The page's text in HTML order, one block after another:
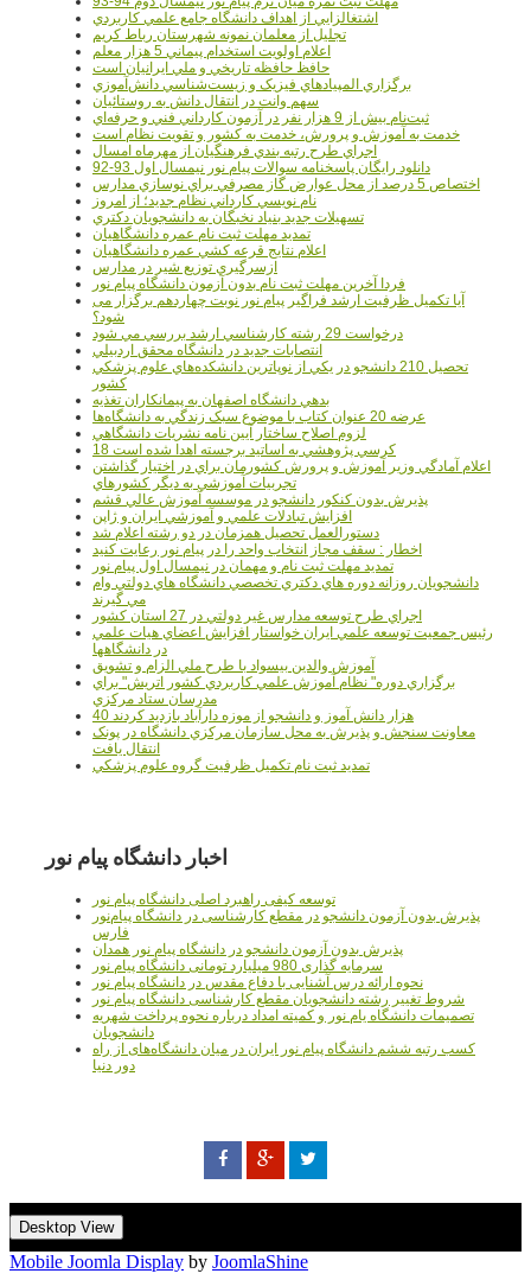
اشتغالزايي از اهداف دانشگاه جامع علمي کاربردي
تجليل از معلمان نمونه شهرستان رباط کريم
اعلام اولويت استخدام پيماني 5 هزار معلم
حافظ حافظه تاريخي و ملي ايرانيان است
برگزاري المپيادهاي فيزيک و زيست‌شناسي دانش‌آموزي
سهم وانت در انتقال دانش به روستائيان
ثبت‌نام بيش از 9 هزار نفر در آزمون کارداني فني و حرفه‌اي
خدمت به آموزش و پرورش، خدمت به کشور و تقويت نظام است
اجراي طرح رتبه بندي فرهنگيان از مهرماه امسال
دانلود رایگان پاسخنامه سوالات پیام نور نیمسال اول 93-92
اختصاص 5 درصد از محل عوارض گاز مصرفي براي نوسازي مدارس
نام نويسي کارداني نظام جديد؛ از امروز
تسهيلات جديد بنياد نخبگان به دانشجويان دکتري
تمديد مهلت ثبت نام عمره دانشگاهيان
اعلام نتايج قرعه کشي عمره دانشگاهيان
ازسرگيري توزيع شير در مدارس
فردا آخرین مهلت ثبت نام بدون آزمون دانشگاه پیام نور
آیا تکمیل ظرفیت ارشد فراگیر پیام نور نوبت چهاردهم برگزار می
شود؟
درخواست 29 رشته کارشناسي ارشد بررسي مي شود
انتصابات جديد در دانشگاه محقق اردبيلي
تحصيل 210 دانشجو در يکي از نوپاترين دانشکده‌هاي علوم پزشکي
کشور
بدهي دانشگاه اصفهان به پيمانکاران تغذيه
عرضه 20 عنوان کتاب با موضوع سبک زندگي به دانشگاه‌ها
لزوم اصلاح ساختار آيين نامه نشريات دانشگاهي
18 کرسي پژوهشي به اساتيد برجسته اهدا شده است
اعلام آمادگي وزير آموزش و پرورش کشورمان براي در اختيار گذاشتن
تجربيات آموزشي به ديگر کشورهاي
پذيرش بدون کنکور دانشجو در موسسه آموزش عالي قشم
افزايش تبادلات علمي و آموزشي ايران و ژاپن
دستورالعمل تحصیل همزمان در دو رشته اعلام شد
اخطار : سقف مجاز انتخاب واحد را در پیام نور رعایت کنید
تمدید مهلت ثبت نام و مهمان در نیمسال اول پیام نور
دانشجويان روزانه دوره هاي دكتري تخصصي دانشگاه هاي دولتي وام
مي گيرند
اجراي طرح توسعه مدارس غير دولتي در 27 استان کشور
رئيس جمعيت توسعه علمي ايران خواستار افزايش اعضاي هيات علمي
در دانشگاهها
آموزش والدين بيسواد با طرح ملي الزام و تشويق
برگزاري دوره" نظام آموزش علمي كاربردي كشور اتريش" براي
مدرسان ستاد مرکزي
40 هزار دانش آموز و دانشجو از موزه دارآباد بازديد کردند
معاونت سنجش و پذيرش به محل سازمان مرکزي دانشگاه در پونک
انتقال يافت
تمديد ثبت نام تکميل ظرفيت گروه علوم پزشکي
اخبار دانشگاه پیام نور
توسعه کیفی راهبرد اصلی دانشگاه پیام نور
پذیرش بدون آزمون دانشجو در مقطع کارشناسی در دانشگاه پیام‌نور
فارس
پذیرش بدون آزمون دانشجو در دانشگاه پیام نور همدان
سرمایه گذاری 980 میلیارد تومانی دانشگاه پیام نور
نحوه ارائه درس آشنایی با دفاع مقدس در دانشگاه پیام نور
شروط تغییر رشته دانشجویان مقطع کارشناسی دانشگاه پیام نور
تصمیمات دانشگاه یام نور و کمیته امداد درباره نحوه پرداخت شهریه
دانشجویان
کسب رتبه ششم دانشگاه پیام نور ایران در میان دانشگاه‌های از راه
دور دنیا
Desktop View
Mobile Joomla Display by JoomlaShine